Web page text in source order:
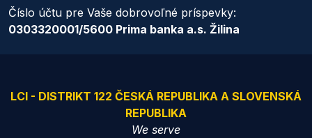
Číslo účtu pre Vaše dobrovoľné príspevky:
0303320001/5600 Prima banka a.s. Žilina
LCI - DISTRIKT 122 ČESKÁ REPUBLIKA A SLOVENSKÁ
REPUBLIKA
We serve